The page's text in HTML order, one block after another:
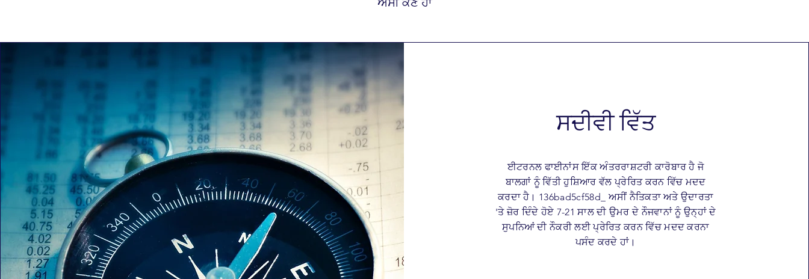
ਸਦੀਵੀ ਵਿੱਤ
ਈਟਰਨਲ ਫਾਈਨਾਂਸ ਇੱਕ ਅੰਤਰਰਾਸ਼ਟਰੀ ਕਾਰੋਬਾਰ ਹੈ ਜੋ
ਬਾਲਗਾਂ ਨੂੰ ਵਿੱਤੀ ਹੁਸ਼ਿਆਰ ਵੱਲ ਪ੍ਰੇਰਿਤ ਕਰਨ ਵਿੱਚ ਮਦਦ
ਕਰਦਾ ਹੈ। 136bad5cf58d_ ਅਸੀਂ ਨੈਤਿਕਤਾ ਅਤੇ ਉਦਾਰਤਾ
'ਤੇ ਜ਼ੋਰ ਦਿੰਦੇ ਹੋਏ 7-21 ਸਾਲ ਦੀ ਉਮਰ ਦੇ ਨੌਜਵਾਨਾਂ ਨੂੰ ਉਨ੍ਹਾਂ ਦੇ
ਸੁਪਨਿਆਂ ਦੀ ਨੌਕਰੀ ਲਈ ਪ੍ਰੇਰਿਤ ਕਰਨ ਵਿੱਚ ਮਦਦ ਕਰਨਾ
ਪਸੰਦ ਕਰਦੇ ਹਾਂ।